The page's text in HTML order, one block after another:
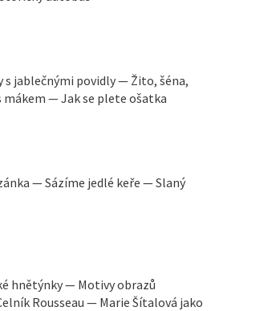
jablečnými povidly — Žito, šéna,
mákem — Jak se plete ošatka
— Sázíme jedlé keře — Slaný
hnětýnky — Motivy obrazů
Rousseau — Marie Šítalová jako